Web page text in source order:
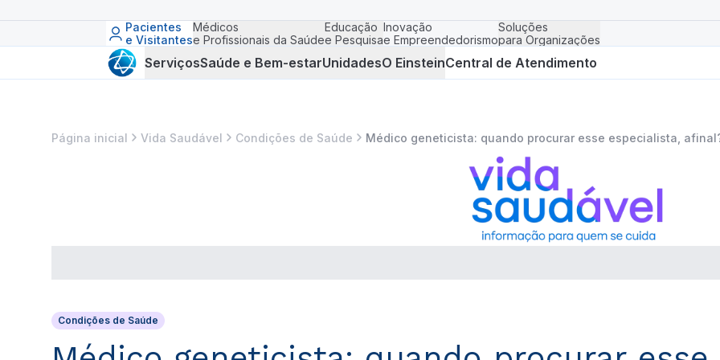
Pacientes
e Visitantes
Médicos
e Profissionais da Saúde
Educação
e Pesquisa
Inovação
e Empreendedorismo
Soluções
para Organizações
ServiçosSaúde e Bem-estarUnidadesO EinsteinCentral de Atendimento
Página inicial Vida Saudável Condições de Saúde Médico geneticista: quando procurar esse especialista,
Condições de Saúde